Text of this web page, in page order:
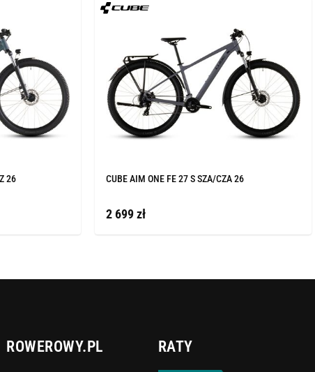
26 CUBE AIM ONE FE 27 S SZA/CZA 26
2 699 zł
ROWEROWY.PL RATY